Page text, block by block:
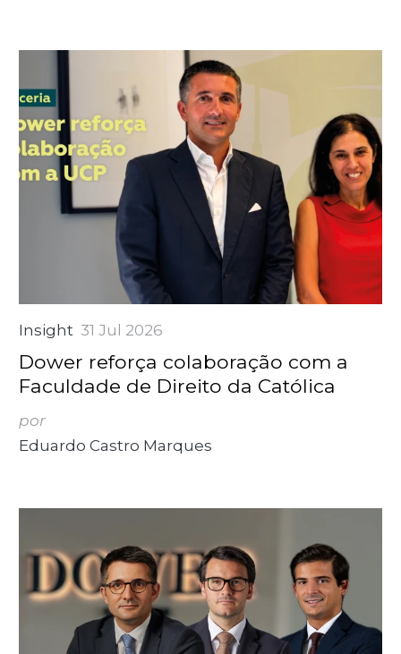
Insight 31 Jul 2026
Dower reforça colaboração com a
Faculdade de Direito da Católica
por
Eduardo Castro Marques